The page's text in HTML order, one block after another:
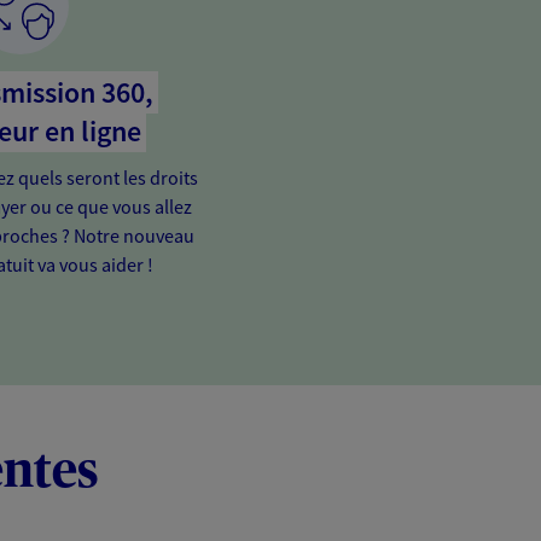
360,
en ligne
quels seront les droits
ou ce que vous allez
? Notre nouveau
va vous aider !